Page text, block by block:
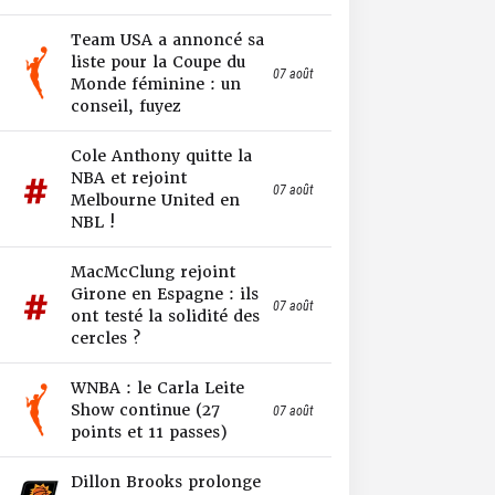
Team USA a annoncé sa
liste pour la Coupe du
Monde féminine : un
conseil, fuyez
07 août
Cole Anthony quitte la
NBA et rejoint
Melbourne United en
NBL !
07 août
MacMcClung rejoint
Girone en Espagne : ils
ont testé la solidité des
cercles ?
07 août
WNBA : le Carla Leite
Show continue (27
points et 11 passes)
07 août
Dillon Brooks prolonge